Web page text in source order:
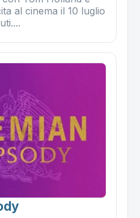
al cinema il 10 luglio